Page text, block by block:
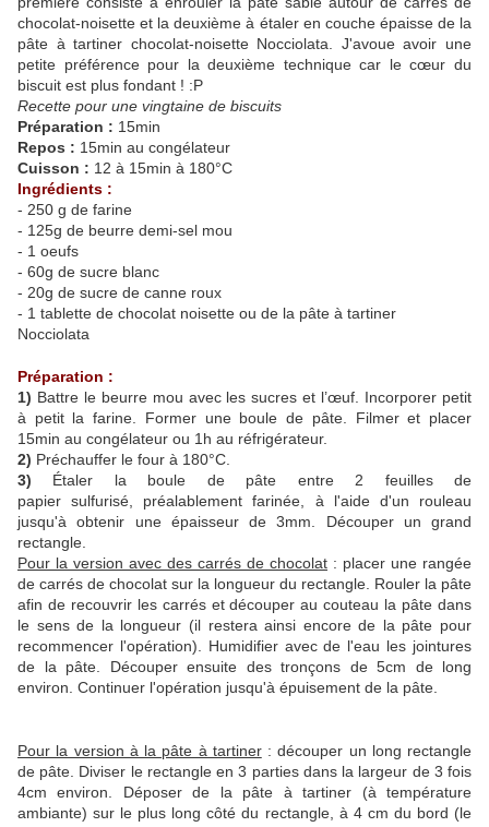
chocolat-noisette et la deuxième à étaler en couche épaisse de la
pâte à tartiner chocolat-noisette Nocciolata. J'avoue avoir une
petite préférence pour la deuxième technique car le cœur du
biscuit est plus fondant ! :P
Recette pour une vingtaine de biscuits
Préparation : 15min
Repos : 15min au congélateur
Cuisson : 12 à 15min à 180°C
Ingrédients :
- 250 g de farine
- 125g de beurre demi-sel mou
- 1 oeufs
- 60g de sucre blanc
- 20g de sucre de canne roux
- 1 tablette de chocolat noisette ou de la pâte à tartiner
Nocciolata
Préparation :
1) Battre le beurre mou avec les sucres et l’œuf. Incorporer petit
à petit la farine. Former une boule de pâte. Filmer et placer
15min au congélateur ou 1h au réfrigérateur.
2) Préchauffer le four à 180°C.
3) Étaler la boule de pâte entre 2 feuilles de
papier sulfurisé, préalablement farinée, à l'aide d'un rouleau
jusqu'à obtenir une épaisseur de 3mm. Découper un grand
rectangle.
Pour la version avec des carrés de chocolat : placer une rangée
de carrés de chocolat sur la longueur du rectangle. Rouler la pâte
afin de recouvrir les carrés et découper au couteau la pâte dans
le sens de la longueur (il restera ainsi encore de la pâte pour
recommencer l'opération). Humidifier avec de l'eau les jointures
de la pâte. Découper ensuite des tronçons de 5cm de long
environ. Continuer l'opération jusqu'à épuisement de la pâte.
Pour la version à la pâte à tartiner: découper un long rectangle
de pâte. Diviser le rectangle en 3 parties dans la largeur de 3 fois
4cm environ. Déposer de la pâte à tartiner (à température
ambiante) sur le plus long côté du rectangle, à 4 cm du bord (le